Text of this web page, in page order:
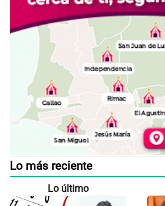
Lo más reciente
Lo último